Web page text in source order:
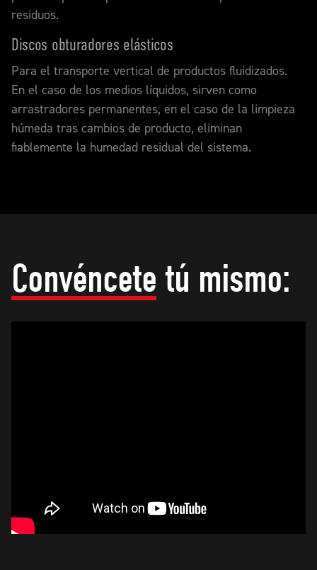
residuos.
Discos obturadores elásticos
Para el transporte vertical de productos fluidizados.
En el caso de los medios líquidos, sirven como
arrastradores permanentes, en el caso de la limpieza
húmeda tras cambios de producto, eliminan
fiablemente la humedad residual del sistema.
Convéncete tú mismo: